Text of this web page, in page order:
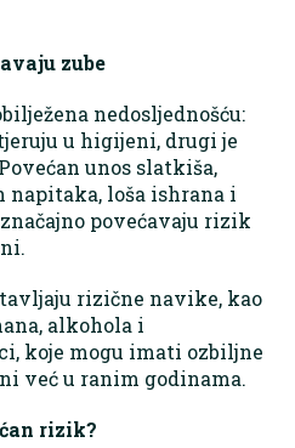
zube
nedosljednošću:
u higijeni, drugi je
unos slatkiša,
loša ishrana i
povećavaju rizik
rizične navike, kao
alkohola i
koje mogu imati ozbiljne
već u ranim godinama.
rizik?